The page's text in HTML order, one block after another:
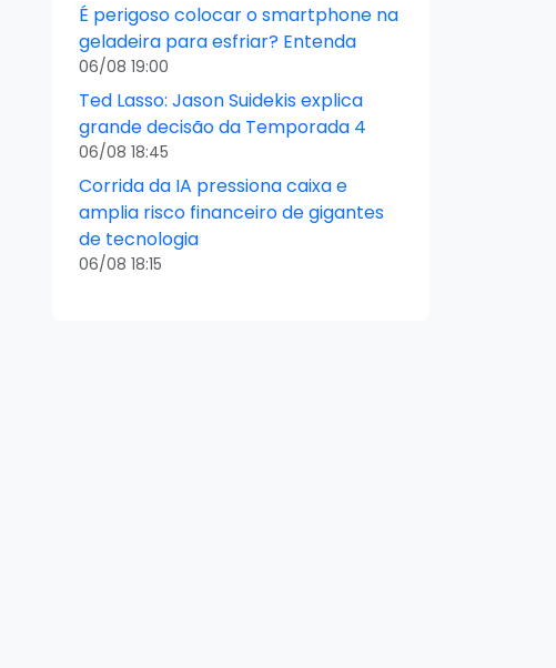
É perigoso colocar o smartphone na
geladeira para esfriar? Entenda
06/08 19:00
Ted Lasso: Jason Suidekis explica
grande decisão da Temporada 4
06/08 18:45
Corrida da IA pressiona caixa e
amplia risco financeiro de gigantes
de tecnologia
06/08 18:15